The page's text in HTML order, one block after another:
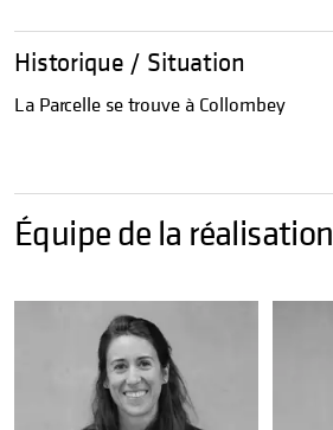
Historique / Situation
La Parcelle se trouve à Collombey
Équipe de la réalisation